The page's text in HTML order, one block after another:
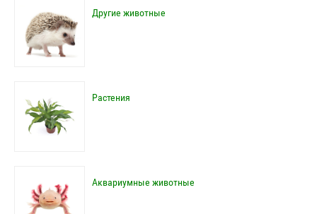
Другие животные
Растения
Аквариумные животные